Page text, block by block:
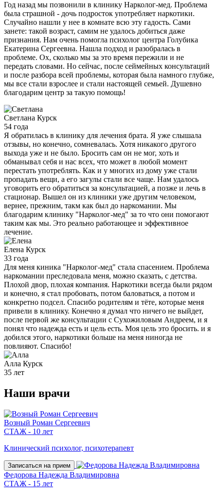
Год назад мы позвонили в клинику Нарколог-мед. Проблема
была страшной - дочь подросток употребляет наркотики.
Случайно нашли у нее в комнате всю эту гадость. Сами
занете: такой возраст, самим не удалось добиться даже
признания. Нам очень помогла психолог центра Голубика
Екатерина Сергеевна. Нашла подход и разобралась в
проблеме. Ох, сколько мы за это время пережили и не
передать словами. Но сейчас, после сеймейных консультаций
и после разбора всей проблемы, которая была намного глубже,
мы все стали взрослее и стали настоящей семьей. Душевно
благодарим центр за такую помощь!
Светлана Курск
54 года
Я обратилась в клинику для лечения брата. Я уже слышала
отзывы, но конечно, сомневалась. Хотя никакого другого
выхода уже и не было. Бросить сам он не мог, хоть и
обманывал себя и нас всех, что может в любой момент
перестать употреблять. Как и у многих из дому уже стали
пропадать вещи, а его загулы стали все чаще. Нам удалось
уговорить его обратиться за консультацией, а позже и лечь в
стационар. Вышел он из клиники уже другим человеком,
вернее, прежним, такм как был до наркомании. Мы
благодарим клинику "Нарколог-мед" за то что они помогают
таким как мы. Это реально работающее и эффективное
лечение.
Елена Курск
33 года
Для меня киника "Нарколог-мед" стала спасением. Проблема
наркомании преследовала меня, можно сказать, с детства.
Плохой двор, плохая компания. Наркотики всегда были рядом
и конечно, я стал пробовать, потом баловаться, а потом и
конкретно подсел. Спасибо родителям и тёте, которые меня
привели в клинику. Конечно я думал что ничего не выйдет,
после первой же консультации с Сухожиловым Андреем, и я
понял что надежда есть и цель есть. Моя цель это бросить. и я
добился этого, наркотики больше на меня ниногда не
повлияют. Спасибо!
Алла Курск
35 лет
Наши врачи
Возный Роман Сергеевич
СТАЖ - 10 лет
Клинический психолог, психотерапевт
Записаться на прием
Федорова Надежда Владимировна
СТАЖ - 15 лет